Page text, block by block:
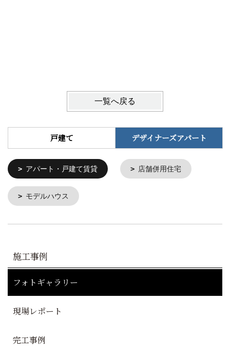
一覧へ戻る
戸建て デザイナーズアパート
アパート・戸建て賃貸 店舗併用住宅
モデルハウス
施工事例
フォトギャラリー
現場レポート
完工事例